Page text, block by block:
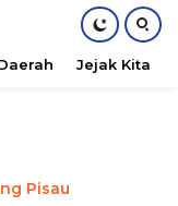
Jejak Kita
Pisau